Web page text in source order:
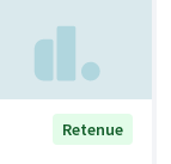
Retenue